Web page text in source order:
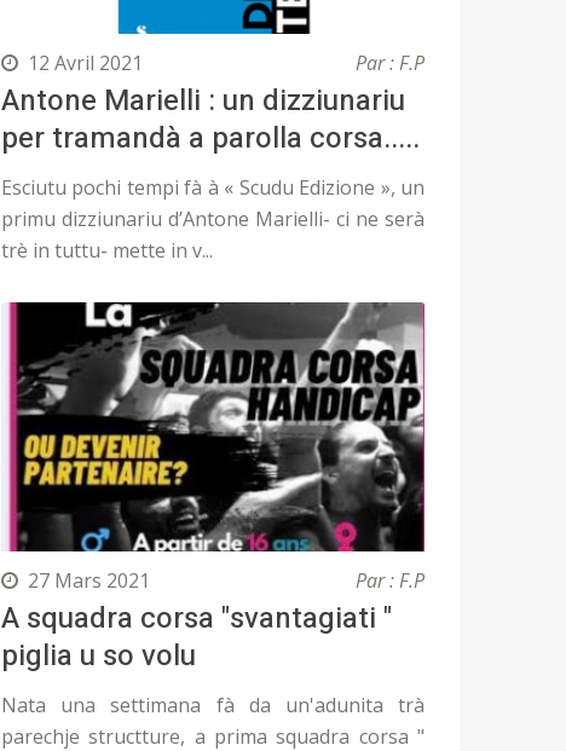
12 Avril 2021 Par : F.P
Antone Marielli : un dizziunariu
per tramandà a parolla corsa.....
Esciutu pochi tempi fà à « Scudu Edizione », un
primu dizziunariu d’Antone Marielli- ci ne serà
trè in tuttu- mette in v...
27 Mars 2021 Par : F.P
A squadra corsa "svantagiati "
piglia u so volu
Nata una settimana fà da un'adunita trà
parechje structture, a prima squadra corsa "